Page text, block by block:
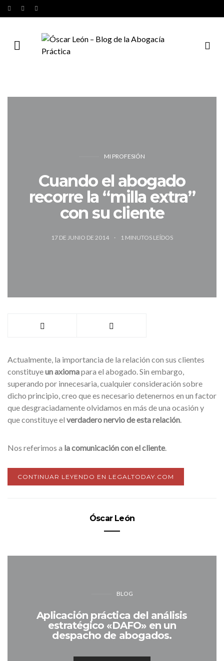
MI PROFESIÓN
Cuando el abogado
recorre la “milla extra”
con su cliente
17 DE JUNIO DE 2014 1 MINUTOS LEÍDOS
Actualmente, la importancia de la relación con sus clientes
constituyeun axiomapara el abogado. Sin embargo,
superando por innecesaria, cualquier consideración sobre
dicho principio, creo que es necesario detenernos en un factor
que desgraciadamente olvidamos en más de una ocasión y
que constituye el verdadero nervio de esta relación.
Nos referimos a la comunicación con el cliente.
CONTINUAR LEYENDO EN LEGALTODAY.COM
Óscar León
BLOG
Aplicación práctica del análisis
estratégico «DAFO» en un
despacho de abogados.